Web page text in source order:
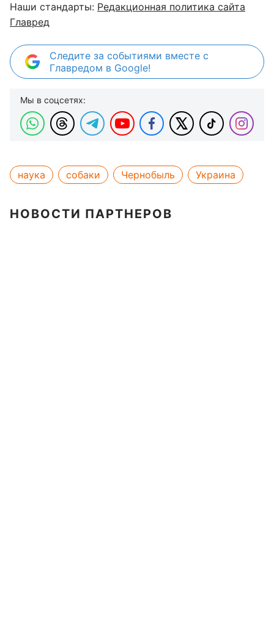
Наши стандарты: Редакционная политика сайта
Главред
Следите за событиями вместе с
Главредом в Google!
Мы в соцсетях:
наука собаки Чернобыль Украина
НОВОСТИ ПАРТНЕРОВ